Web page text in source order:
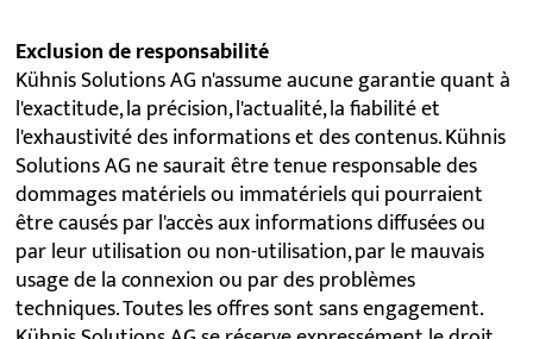
Exclusion de responsabilité
Kühnis Solutions AG n'assume aucune garantie quant à
l'exactitude, la précision, l'actualité, la fiabilité et
l'exhaustivité des informations et des contenus. Kühnis
Solutions AG ne saurait être tenue responsable des
dommages matériels ou immatériels qui pourraient
être causés par l'accès aux informations diffusées ou
par leur utilisation ou non-utilisation, par le mauvais
usage de la connexion ou par des problèmes
techniques. Toutes les offres sont sans engagement.